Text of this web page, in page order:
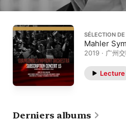
SÉLECTION
Mahler
2019 · 广州
Children's
Lecture
Derniers albums